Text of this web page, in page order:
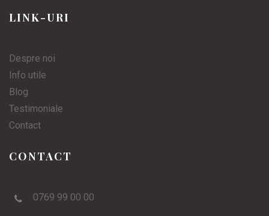
LINK-URI
Despre noi
Info utile
Blog
Testimoniale
Contact
CONTACT
0769 99 00 00